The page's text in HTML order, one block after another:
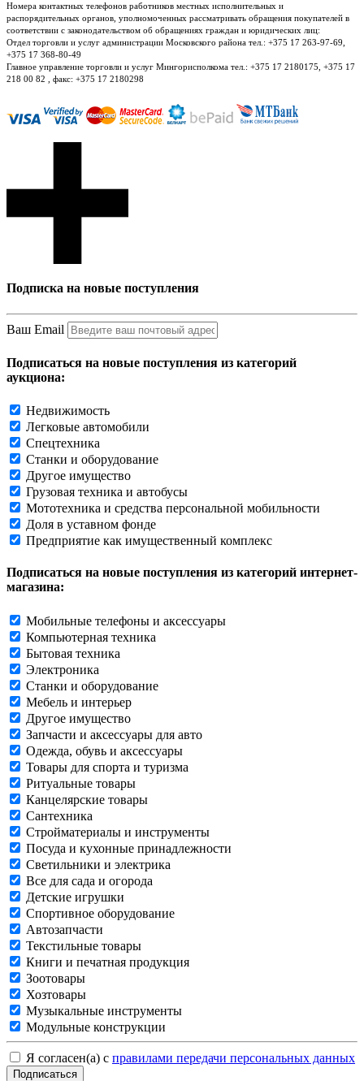
Номера контактных телефонов работников местных исполнительных и
распорядительных органов, уполномоченных рассматривать обращения покупателей в
соответствии с законодательством об обращениях граждан и юридических лиц:
Отдел торговли и услуг администрации Московского района тел.: +375 17 263-97-69,
+375 17 368-80-49
Главное управление торговли и услуг Мингорисполкома тел.: +375 17 2180175, +375 17
218 00 82 , факс: +375 17 2180298
Подписка на новые поступления
Ваш Email
Подписаться на новые поступления из категорий
аукциона:
Недвижимость
Легковые автомобили
Спецтехника
Станки и оборудование
Другое имущество
Грузовая техника и автобусы
Мототехника и средства персональной мобильности
Доля в уставном фонде
Предприятие как имущественный комплекс
Подписаться на новые поступления из категорий интернет-
магазина:
Мобильные телефоны и аксессуары
Компьютерная техника
Бытовая техника
Электроника
Станки и оборудование
Мебель и интерьер
Другое имущество
Запчасти и аксессуары для авто
Одежда, обувь и аксессуары
Товары для спорта и туризма
Ритуальные товары
Канцелярские товары
Сантехника
Стройматериалы и инструменты
Посуда и кухонные принадлежности
Светильники и электрика
Все для сада и огорода
Детские игрушки
Спортивное оборудование
Автозапчасти
Текстильные товары
Книги и печатная продукция
Зоотовары
Хозтовары
Музыкальные инструменты
Модульные конструкции
Я согласен(а) с правилами передачи персональных данных
Подписаться